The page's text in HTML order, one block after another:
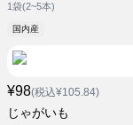
1袋(2~5本)
国内産
¥98(税込¥105.84)
じゃがいも